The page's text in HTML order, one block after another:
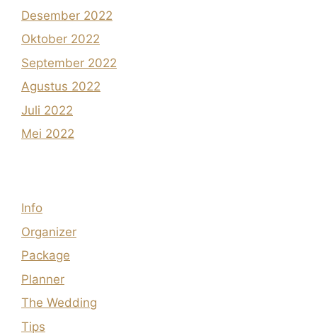
Desember 2022
Oktober 2022
September 2022
Agustus 2022
Juli 2022
Mei 2022
Info
Organizer
Package
Planner
The Wedding
Tips